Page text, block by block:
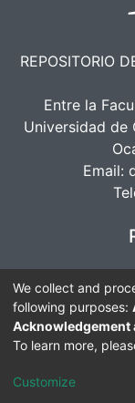
REPOSITORIO
Entre la
Universidad de
Email:
DSpace
Cookie
We collect and
following purposes:
Acknowledgement
To learn more,
Customize